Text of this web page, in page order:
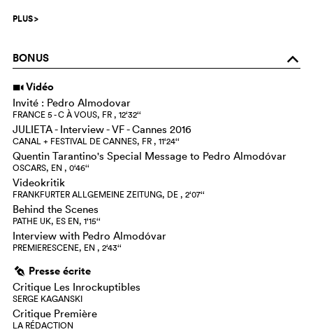
PLUS>
BONUS o
i Vidéo
Invité : Pedro Almodovar
FRANCE 5 - C À VOUS, FR , 12‘32‘‘
JULIETA - Interview - VF - Cannes 2016
CANAL + FESTIVAL DE CANNES, FR , 11‘24‘‘
Quentin Tarantino's Special Message to Pedro Almodóvar
OSCARS, EN , 0‘46‘‘
Videokritik
FRANKFURTER ALLGEMEINE ZEITUNG, DE , 2‘07‘‘
Behind the Scenes
PATHE UK, ES EN, 1‘15‘‘
Interview with Pedro Almodóvar
PREMIERESCENE, EN , 2‘43‘‘
g Presse écrite
Critique Les Inrockuptibles
SERGE KAGANSKI
Critique Première
LA RÉDACTION